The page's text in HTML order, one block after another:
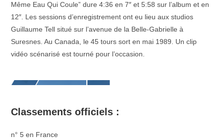
Même Eau Qui Coule” dure 4:36 en 7″ et 5:58 sur l’album et en
12″. Les sessions d’enregistrement ont eu lieu aux studios
Guillaume Tell situé sur l’avenue de la Belle-Gabrielle à
Suresnes. Au Canada, le 45 tours sort en mai 1989. Un clip
vidéo scénarisé est tourné pour l’occasion.
Classements officiels :
n° 5 en France